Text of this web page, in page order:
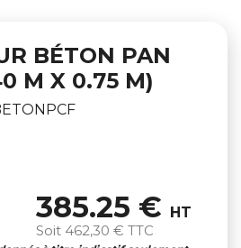
BÉTON PAN
M X 0.75 M)
385.25 €
HT
Soit 462,30 € TTC